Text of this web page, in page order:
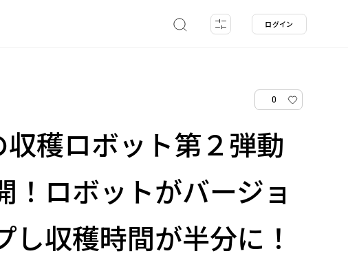
ログイン
0
穫ロボット第２弾動
！ロボットがバージョ
し収穫時間が半分に！